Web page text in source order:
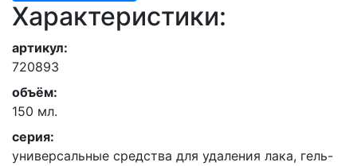
Характеристики:
артикул:
720893
объём:
150 мл.
серия:
универсальные средства для удаления лака, гель-